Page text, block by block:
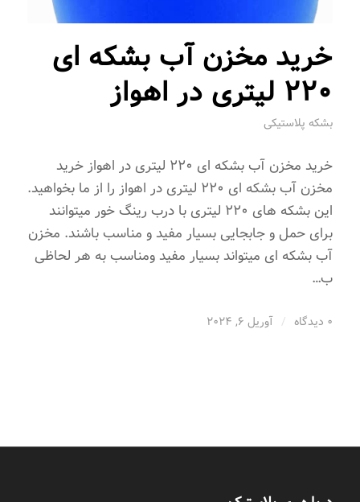
خرید مخزن آب بشکه ای
220 لیتری در اهواز
بشکه پلاستیکی
خرید مخزن آب بشکه ای 220 لیتری در اهواز خرید
مخزن آب بشکه ای 220 لیتری در اهواز را از ما بخواهید.
این بشکه های 220 لیتری با درب رینگ خور میتوانند
برای حمل و جابجایی بسیار مفید و مناسب باشند. مخزن
آب بشکه ای میتواند بسیار مفید ومناسب به هر لحاظی
ب…
0 دیدگاه / آوریل 6, 2024